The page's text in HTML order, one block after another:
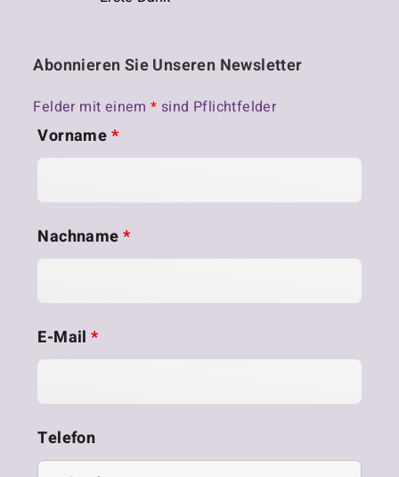
Abonnieren Sie Unseren Newsletter
Felder mit einem* sind Pflichtfelder
Vorname*
Nachname*
E-Mail*
Telefon